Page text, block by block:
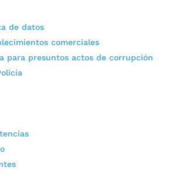
de datos
comerciales
para presuntos actos de corrupción
fortalecer la organización, la
de los espacios de
en Bucaramanga, representantes
campesinos de la...